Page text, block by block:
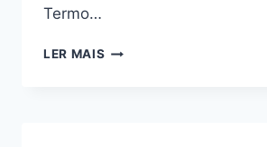
Termo…
LER MAIS